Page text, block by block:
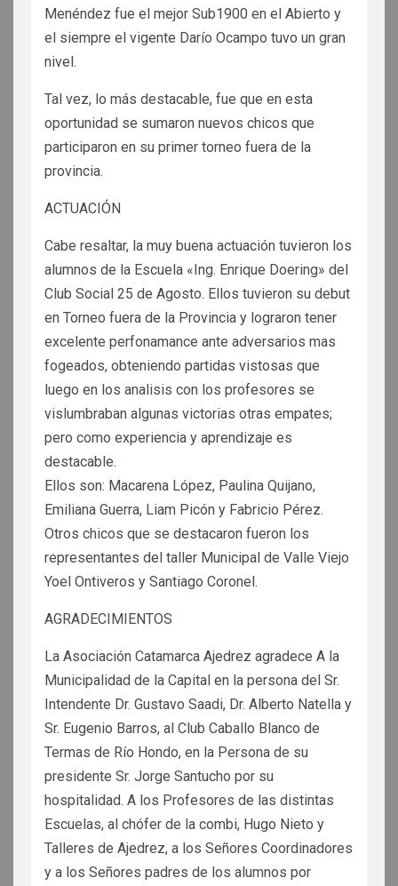
Menéndez fue el mejor Sub1900 en el Abierto y
el siempre el vigente Darío Ocampo tuvo un gran
nivel.
Tal vez, lo más destacable, fue que en esta
oportunidad se sumaron nuevos chicos que
participaron en su primer torneo fuera de la
provincia.
ACTUACIÓN
Cabe resaltar, la muy buena actuación tuvieron los
alumnos de la Escuela «Ing. Enrique Doering» del
Club Social 25 de Agosto. Ellos tuvieron su debut
en Torneo fuera de la Provincia y lograron tener
excelente perfonamance ante adversarios mas
fogeados, obteniendo partidas vistosas que
luego en los analisis con los profesores se
vislumbraban algunas victorias otras empates;
pero como experiencia y aprendizaje es
destacable.
Ellos son: Macarena López, Paulina Quijano,
Emiliana Guerra, Liam Picón y Fabricio Pérez.
Otros chicos que se destacaron fueron los
representantes del taller Municipal de Valle Viejo
Yoel Ontiveros y Santiago Coronel.
AGRADECIMIENTOS
La Asociación Catamarca Ajedrez agradece A la
Municipalidad de la Capital en la persona del Sr.
Intendente Dr. Gustavo Saadi, Dr. Alberto Natella y
Sr. Eugenio Barros, al Club Caballo Blanco de
Termas de Río Hondo, en la Persona de su
presidente Sr. Jorge Santucho por su
hospitalidad. A los Profesores de las distintas
Escuelas, al chófer de la combi, Hugo Nieto y
Talleres de Ajedrez, a los Señores Coordinadores
y a los Señores padres de los alumnos por